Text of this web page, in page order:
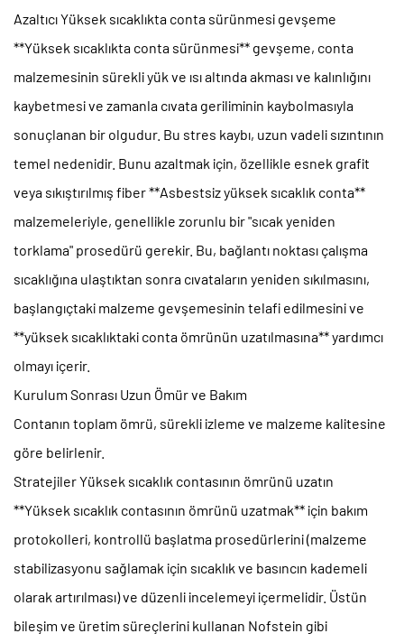
AzaltıcıYüksek sıcaklıkta conta sürünmesi gevşeme
**Yüksek sıcaklıkta conta sürünmesi** gevşeme, conta
malzemesinin sürekli yük ve ısı altında akması ve kalınlığını
kaybetmesi ve zamanla cıvata geriliminin kaybolmasıyla
sonuçlanan bir olgudur. Bu stres kaybı, uzun vadeli sızıntının
temel nedenidir. Bunu azaltmak için, özellikle esnek grafit
veya sıkıştırılmış fiber **Asbestsiz yüksek sıcaklık conta**
malzemeleriyle, genellikle zorunlu bir "sıcak yeniden
torklama" prosedürü gerekir. Bu, bağlantı noktası çalışma
sıcaklığına ulaştıktan sonra cıvataların yeniden sıkılmasını,
başlangıçtaki malzeme gevşemesinin telafi edilmesini ve
**yüksek sıcaklıktaki conta ömrünün uzatılmasına** yardımcı
olmayı içerir.
Kurulum Sonrası Uzun Ömür ve Bakım
Contanın toplam ömrü, sürekli izleme ve malzeme kalitesine
göre belirlenir.
StratejilerYüksek sıcaklık contasının ömrünü uzatın
**Yüksek sıcaklık contasının ömrünü uzatmak** için bakım
protokolleri, kontrollü başlatma prosedürlerini (malzeme
stabilizasyonu sağlamak için sıcaklık ve basıncın kademeli
olarak artırılması) ve düzenli incelemeyi içermelidir. Üstün
bileşim ve üretim süreçlerini kullanan Nofstein gibi